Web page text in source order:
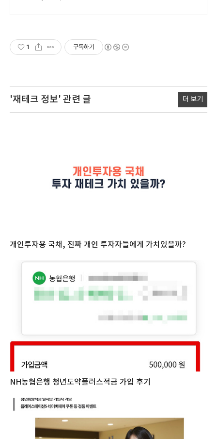
1 구독하기
'재테크 정보' 관련 글 더 보기
개인투자용 국채, 진짜 개인 투자자들에게 가치있을까?
NH농협은행 청년도약플러스적금 가입 후기